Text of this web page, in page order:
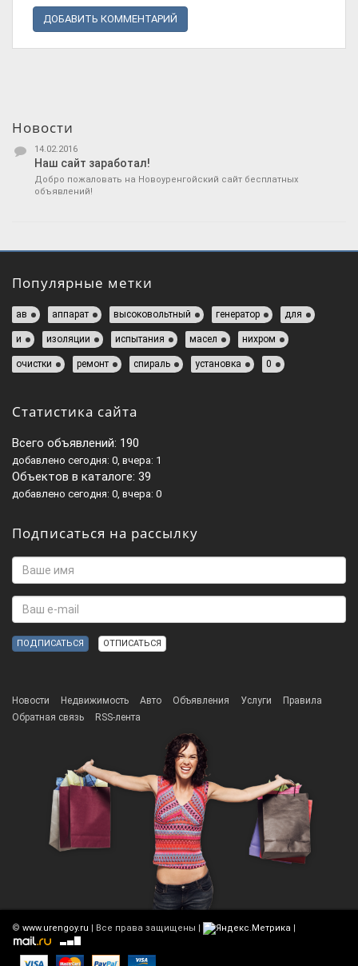
ДОБАВИТЬ КОММЕНТАРИЙ
Новости
14.02.2016
Наш сайт заработал!
Добро пожаловать на Новоуренгойский сайт бесплатных
объявлений!
Популярные метки
ав аппарат высоковольтный генератор для
и изоляции испытания масел нихром
очистки ремонт спираль установка 0
Статистика сайта
Всего объявлений: 190
добавлено сегодня: 0, вчера: 1
Объектов в каталоге: 39
добавлено сегодня: 0, вчера: 0
Подписаться на рассылку
ОТПИСАТЬСЯ
Новости Недвижимость Авто Объявления Услуги
Правила
Обратная связь
RSS-лента
© www.urengoy.ru | Все права защищены | |